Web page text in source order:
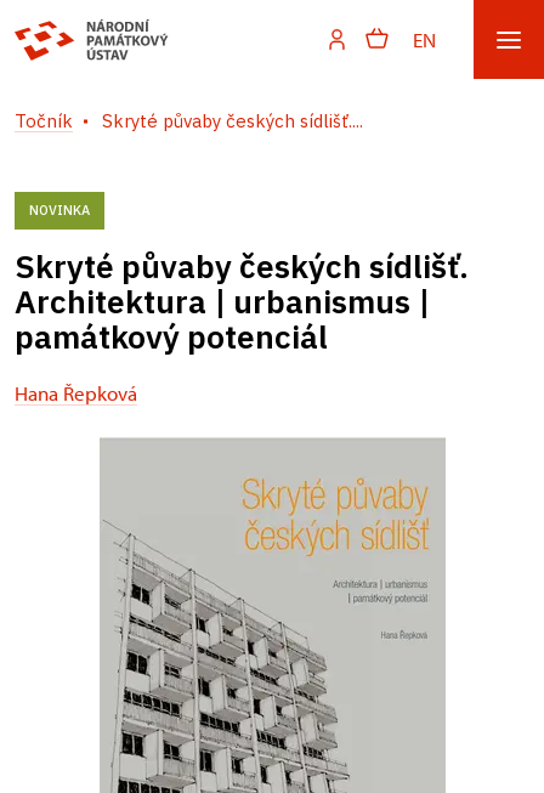
EN
Točník Skryté půvaby českých sídlišť....
NOVINKA
Skryté půvaby českých sídlišť.
Architektura | urbanismus |
památkový potenciál
Hana Řepková